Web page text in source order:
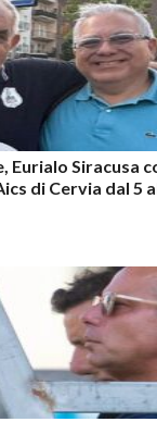
Eurialo Siracusa
di Cervia dal 5